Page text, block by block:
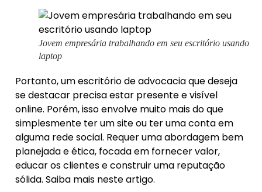
Jovem empresária trabalhando em seu escritório usando
laptop
Portanto, um escritório de advocacia que deseja
se destacar precisa estar presente e visível
online. Porém, isso envolve muito mais do que
simplesmente ter um site ou ter uma conta em
alguma rede social. Requer uma abordagem bem
planejada e ética, focada em fornecer valor,
educar os clientes e construir uma reputação
sólida. Saiba mais neste artigo.